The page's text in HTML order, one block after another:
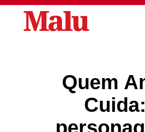
Quem
Cuida: